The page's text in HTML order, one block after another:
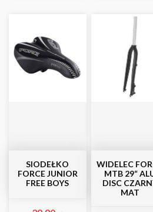
SIODEŁKO
FORCE JUNIOR
FREE BOYS
WIDELEC
MTB 29“
DISC
MAT